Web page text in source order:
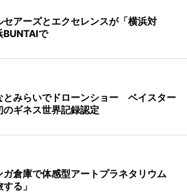
セアーズとエクセレンスが「横浜対
で
とみらいでドローンショー ベイスター
のギネス世界記録認定
ガ倉庫で体感型アートプラネタリウム
する」